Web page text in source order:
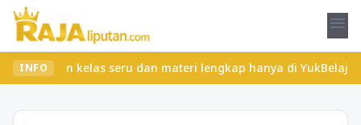
menu
INFOkelas seru dan materi lengkap hanya di